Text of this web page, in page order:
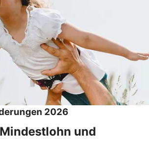
2026
und